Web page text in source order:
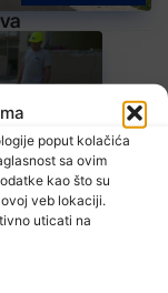
poput kolačića
sa ovim
kao što su
veb lokaciji.
uticati na